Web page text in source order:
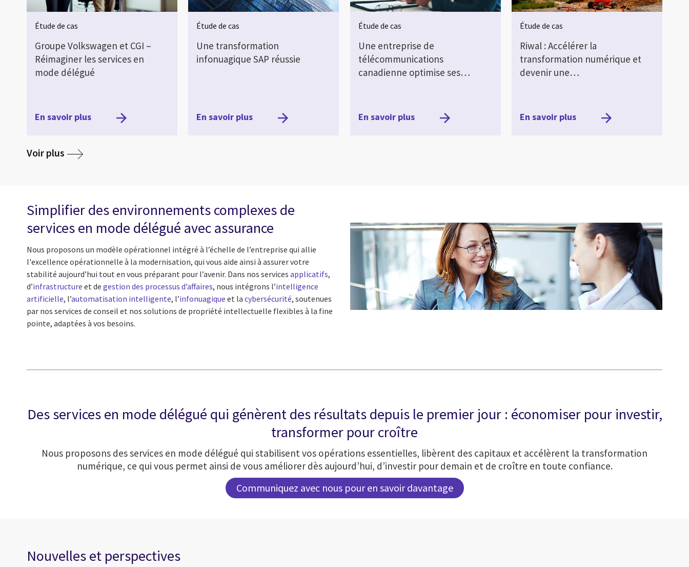
Étude de cas
Groupe Volkswagen et CGI –
Réimaginer les services en
mode délégué
En savoir plus
Étude de cas
Une transformation
infonuagique SAP réussie
En savoir plus
Étude de cas
Une entreprise de
télécommunications
canadienne optimise ses…
En savoir plus
Étude de cas
Riwal : Accélérer la
transformation numérique et
devenir une…
En savoir plus
Voir plus media
Simplifier des environnements complexes de
services en mode délégué avec assurance
Nous proposons un modèle opérationnel intégré à l’échelle de l’entreprise qui allie
l'excellence opérationnelle à la modernisation, qui vous aide ainsi à assurer votre
stabilité aujourd’hui tout en vous préparant pour l’avenir. Dans nos services applicatifs,
d’infrastructure et de gestion des processus d’affaires, nous intégrons l’intelligence
artificielle, l’automatisation intelligente, l’infonuagique et la cybersécurité, soutenues
par nos services de conseil et nos solutions de propriété intellectuelle flexibles à la fine
pointe, adaptées à vos besoins.
Des services en mode délégué qui génèrent des résultats depuis le premier jour : économiser pour investir,
transformer pour croître
Nous proposons des services en mode délégué qui stabilisent vos opérations essentielles, libèrent des capitaux et accélèrent la transformation
numérique, ce qui vous permet ainsi de vous améliorer dès aujourd’hui, d’investir pour demain et de croître en toute confiance.
Communiquez avec nous pour en savoir davantage
Nouvelles et perspectives